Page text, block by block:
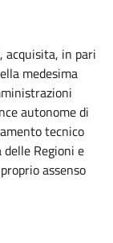
acquisita, in pari
medesima
autonome di
tecnico
Regioni e
assenso